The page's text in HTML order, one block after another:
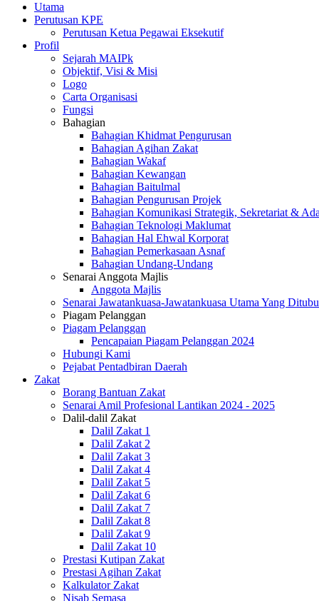
Utama
Perutusan KPE
Perutusan Ketua Pegawai Eksekutif
Profil
Sejarah MAIPk
Objektif, Visi & Misi
Logo
Carta Organisasi
Fungsi
Bahagian
Bahagian Khidmat Pengurusan
Bahagian Agihan Zakat
Bahagian Wakaf
Bahagian Kewangan
Bahagian Baitulmal
Bahagian Pengurusan Projek
Bahagian Komunikasi Strategik, Sekretariat &
Bahagian Teknologi Maklumat
Bahagian Hal Ehwal Korporat
Bahagian Pemerkasaan Asnaf
Bahagian Undang-Undang
Senarai Anggota Majlis
Anggota Majlis
Senarai Jawatankuasa-Jawatankuasa Utama Yang
Piagam Pelanggan
Piagam Pelanggan
Pencapaian Piagam Pelanggan 2024
Hubungi Kami
Pejabat Pentadbiran Daerah
Zakat
Borang Bantuan Zakat
Senarai Amil Profesional Lantikan 2024 - 2025
Dalil-dalil Zakat
Dalil Zakat 1
Dalil Zakat 2
Dalil Zakat 3
Dalil Zakat 4
Dalil Zakat 5
Dalil Zakat 6
Dalil Zakat 7
Dalil Zakat 8
Dalil Zakat 9
Dalil Zakat 10
Prestasi Kutipan Zakat
Prestasi Agihan Zakat
Kalkulator Zakat
Nisab Semasa